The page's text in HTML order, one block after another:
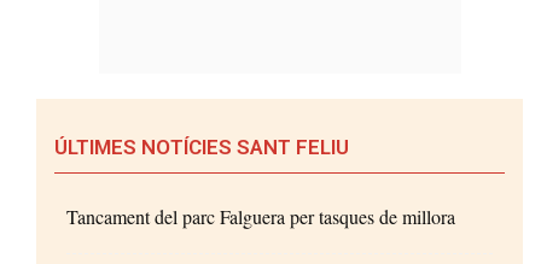
ÚLTIMES NOTÍCIES SANT FELIU
Tancament del parc Falguera per tasques de millora